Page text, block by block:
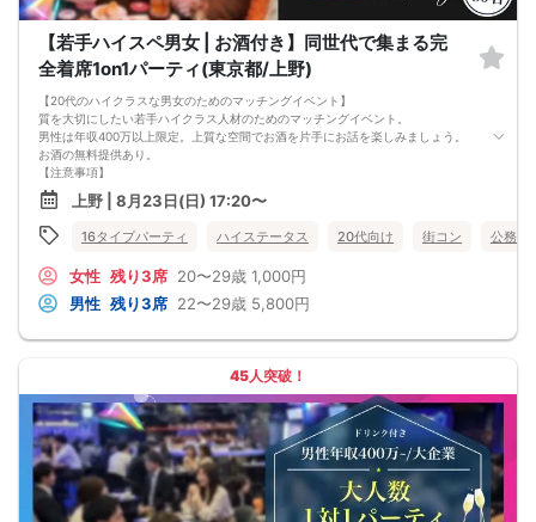
【若手ハイスペ男女 | お酒付き】同世代で集まる完
全着席1on1パーティ(東京都/上野)
【20代のハイクラスな男女のためのマッチングイベント】
質を大切にしたい若手ハイクラス人材のためのマッチングイベント。
男性は年収400万以上限定。上質な空間でお酒を片手にお話を楽しみましょう。
お酒の無料提供あり。
【注意事項】
■当日の持ち物
・公的身分証明書 ※ご提示いただけない方はご参加いただけません
■留意事項
・最善を尽くしておりますが、やむを得ない事情（ご予約者様の当日キャンセル
交通費等の補償は致しかねますのであらかじめご了承ください。
・当日は時間に余裕をもってお越しください。10分以上の遅刻はご参加をお断り
する場合がございます。
パーティ開始2時間前まで
■飲食
アルコール/ソフトドリンク付き
上野 | 8月23日(日) 17:20〜
16タイプパーティ ハイステータス 20代向け 街コン 公務員
女性 残り3席 20〜29歳 1,000円
男性 残り3席 22〜29歳 5,800円
45人突破！